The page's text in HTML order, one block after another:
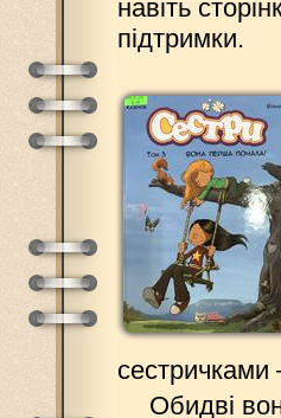
навіть
підтримки.
Обидві